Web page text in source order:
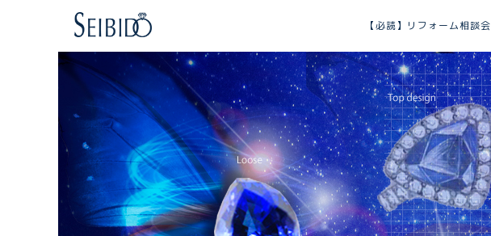
【必読】リフォーム相談会